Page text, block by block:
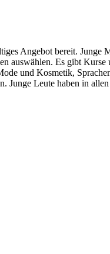
Angebot bereit.
auswählen. Es gibt
und Kosmetik,
Leute haben in